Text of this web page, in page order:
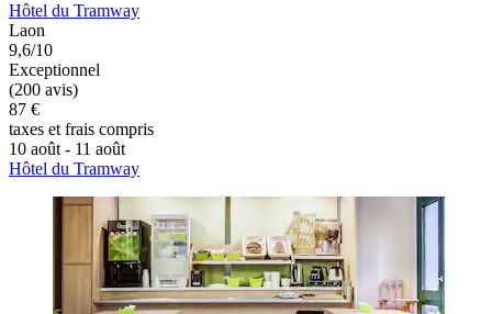
Hôtel du Tramway
Laon
9,6/10
Exceptionnel
(200 avis)
87 €
taxes et frais compris
10 août - 11 août
Hôtel du Tramway